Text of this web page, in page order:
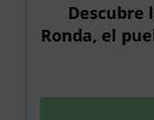
Descubre
Ronda, el